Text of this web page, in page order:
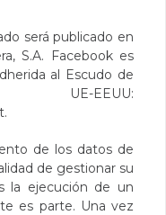
será publicado en
S.A. Facebook es
al Escudo de
EEUU:
.
de los datos de
de gestionar su
la ejecución de un
es parte. Una vez